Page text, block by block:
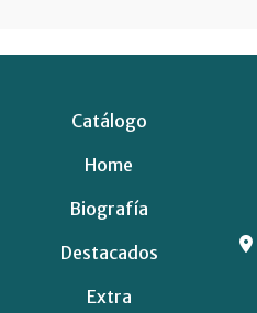
Catálogo
Home
Biografía
Destacados
Extra